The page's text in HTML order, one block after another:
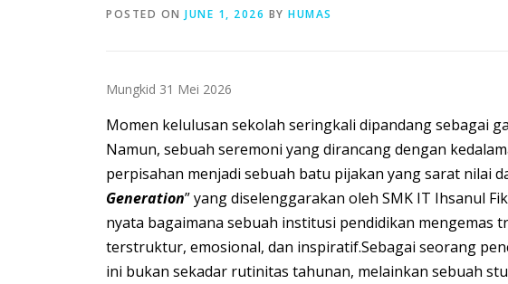
POSTED ON JUNE 1, 2026 BY HUMAS
Mungkid 31 Mei 2026
Momen kelulusan sekolah seringkali dipandang sebagai
Namun, sebuah seremoni yang dirancang dengan
perpisahan menjadi sebuah batu pijakan yang sarat nilai
Generation” yang diselenggarakan oleh SMK IT Ihsanul
nyata bagaimana sebuah institusi pendidikan mengemas
terstruktur, emosional, dan inspiratif.Sebagai seorang
ini bukan sekadar rutinitas tahunan, melainkan sebuah